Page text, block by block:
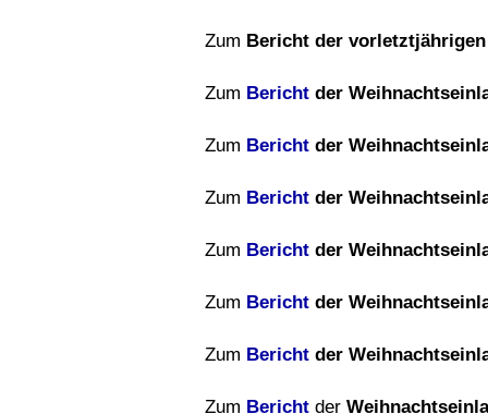
Zum Bericht der
Zum Bericht der
Zum Bericht der
Zum Bericht der
Zum Bericht der
Zum Bericht der
Zum Bericht der
Zum Bericht der